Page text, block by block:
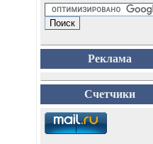
Реклама
Счетчики